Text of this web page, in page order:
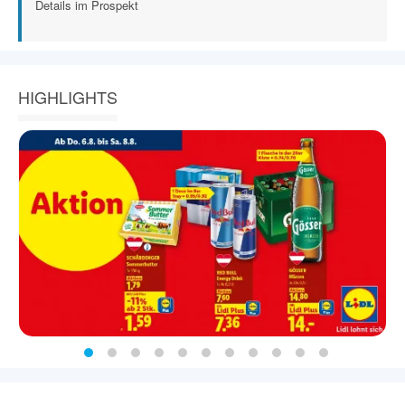
Details im Prospekt
HIGHLIGHTS